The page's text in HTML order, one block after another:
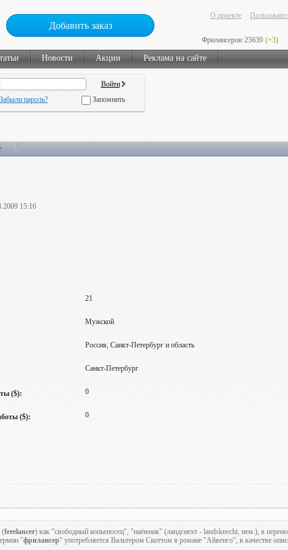
Добавить заказ
О проекте
Фрилансеров:25639 (+3)
Новости Акции Реклама на сайте
Забыли пароль? Запомнить
15:16
21
Мужской
Россия, Санкт-Петербург и область
Санкт-Петербург
($): 0
($): 0
(freelancer) как "свободный копьеносец", "наёмник" (ландснехт - landsknecht, нем.), в
"фрилансер" употребляется Вальтером Скоттом в романе "Айвенго", в качестве